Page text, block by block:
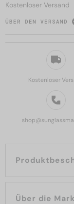
Kostenloser
Kostenloser Versand
ÜBER DEN VERSAND